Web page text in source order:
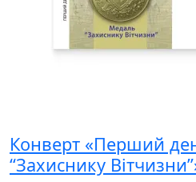
Конверт «Перший
“Захиснику